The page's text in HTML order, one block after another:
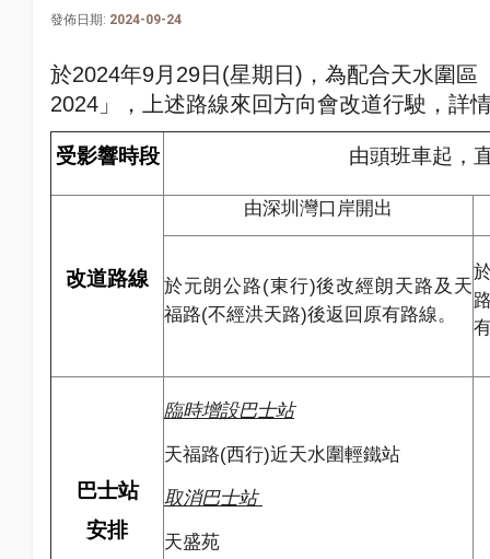
發佈日期: 2024-09-24
於2024年9月 29日 (星期日 ) ，為配合天水圍
2024 」，上述路線來回方向會改道行駛，詳
受影響時段 由頭班車起，
改道路線
由深圳灣口岸開出
於元朗公路(東行)後改經朗天路及天
福路(不經洪天路)後返回原有路線。
巴士站
安排
臨時增設巴士站
天福路(西行)近天水圍輕鐵站
取消巴士站
天盛苑